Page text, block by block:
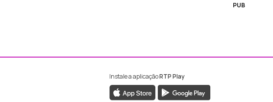
PUB
ao Facebook da RTP Madeira
ao Instagram da RTP Madeira
Instale a aplicaçãoRTP Play